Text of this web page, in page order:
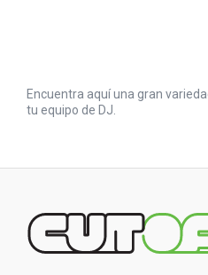
Encuentra aquí una gran
tu equipo de DJ.